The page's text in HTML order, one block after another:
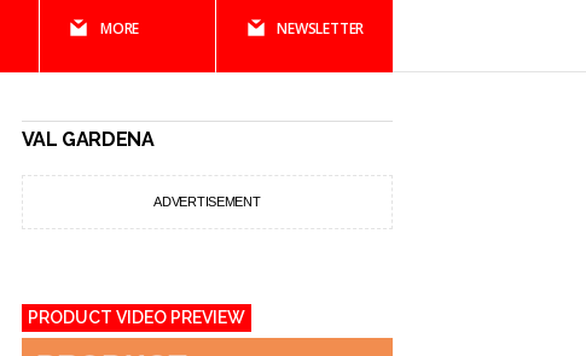
MORE NEWSLETTER
VAL GARDENA
ADVERTISEMENT
PRODUCT VIDEO PREVIEW